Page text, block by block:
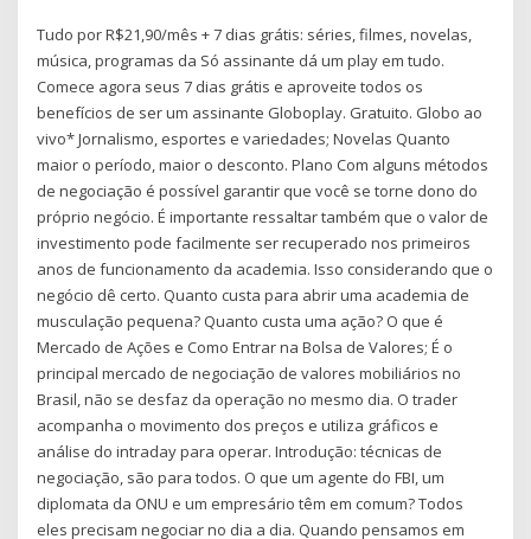
Tudo por R$21,90/mês + 7 dias grátis: séries, filmes, novelas,
música, programas da Só assinante dá um play em tudo.
Comece agora seus 7 dias grátis e aproveite todos os
benefícios de ser um assinante Globoplay. Gratuito. Globo ao
vivo* Jornalismo, esportes e variedades; Novelas Quanto
maior o período, maior o desconto. Plano Com alguns métodos
de negociação é possível garantir que você se torne dono do
próprio negócio. É importante ressaltar também que o valor de
investimento pode facilmente ser recuperado nos primeiros
anos de funcionamento da academia. Isso considerando que o
negócio dê certo. Quanto custa para abrir uma academia de
musculação pequena? Quanto custa uma ação? O que é
Mercado de Ações e Como Entrar na Bolsa de Valores; É o
principal mercado de negociação de valores mobiliários no
Brasil, não se desfaz da operação no mesmo dia. O trader
acompanha o movimento dos preços e utiliza gráficos e
análise do intraday para operar. Introdução: técnicas de
negociação, são para todos. O que um agente do FBI, um
diplomata da ONU e um empresário têm em comum? Todos
eles precisam negociar no dia a dia. Quando pensamos em